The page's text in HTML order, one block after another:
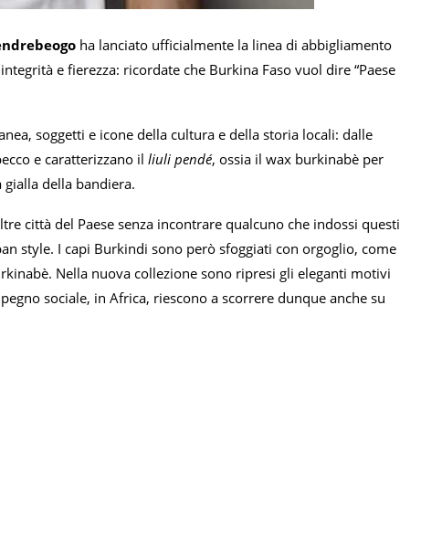
ha lanciato ufficialmente la linea di abbigliamento
e fierezza: ricordate che Burkina Faso vuol dire “Paese
soggetti e icone della cultura e della storia locali: dalle
e caratterizzano il liuli pendé, ossia il wax burkinabè per
gialla della bandiera.
città del Paese senza incontrare qualcuno che indossi questi
style. I capi Burkindi sono però sfoggiati con orgoglio, come
Nella nuova collezione sono ripresi gli eleganti motivi
sociale, in Africa, riescono a scorrere dunque anche su